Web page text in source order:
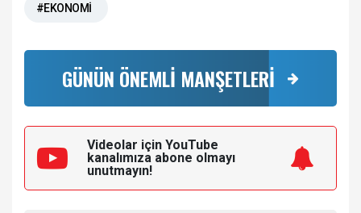
#EKONOMİ
GÜNÜN ÖNEMLİ MANŞETLERİ
Videolar için YouTube
kanalımıza abone olmayı
unutmayın!